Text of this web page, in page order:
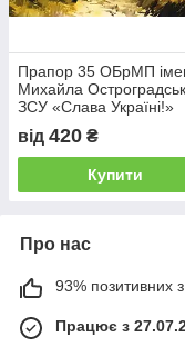
Прапор 35 ОБрМП
Михайла
ЗСУ «Слава Україні!»
від 420 ₴
Купити
Про нас
93% позитивних з
Працює з